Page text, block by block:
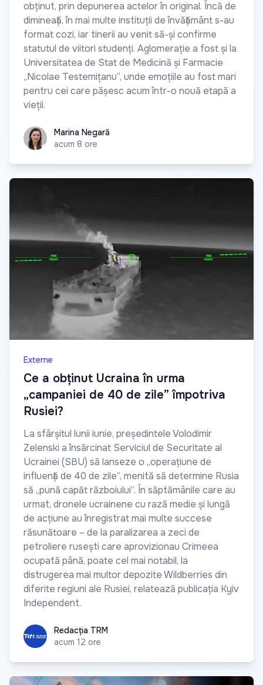
obținut, prin depunerea actelor în original. Încă de
dimineață, în mai multe instituții de învățământ s-au
format cozi, iar tinerii au venit să-și confirme
statutul de viitori studenți. Aglomerație a fost și la
Universitatea de Stat de Medicină și Farmacie
„Nicolae Testemițanu”, unde emoțiile au fost mari
pentru cei care pășesc acum într-o nouă etapă a
vieții.
Marina Negară
Marina Negară
acum 8 ore
Externe
Ce a obținut Ucraina în urma
„campaniei de 40 de zile” împotriva
Rusiei?
La sfârșitul lunii iunie, președintele Volodimir
Zelenski a însărcinat Serviciul de Securitate al
Ucrainei (SBU) să lanseze o „operațiune de
influență de 40 de zile”, menită să determine Rusia
să „pună capăt războiului”. În săptămânile care au
urmat, dronele ucrainene cu rază medie și lungă
de acțiune au înregistrat mai multe succese
răsunătoare – de la paralizarea a zeci de
petroliere rusești care aprovizionau Crimeea
ocupată până, poate cel mai notabil, la
distrugerea mai multor depozite Wildberries din
diferite regiuni ale Rusiei, relatează publicația Kyiv
Independent.
Redacția TRM
Redacția TRM
acum 12 ore